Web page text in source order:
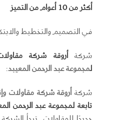
أكثر من 10 أعوام من التميز
في التصميم والتخطيط
شركةأروقة شركة
لمجموعة عبد الرحمن المعيبد:
شركة أروقة شركة مقاولات
تابعة لمجموعة عبد الرحمن